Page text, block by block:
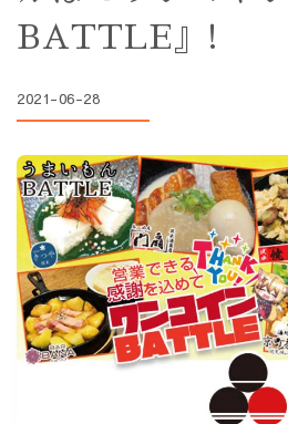
BATTLE』!
2021-06-28